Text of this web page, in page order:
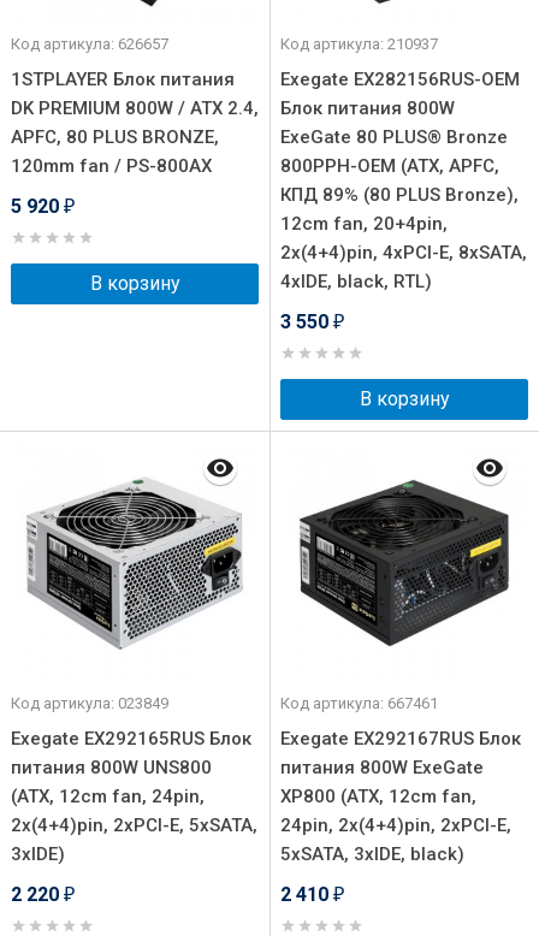
Код артикула: 626657
1STPLAYER Блок питания
DK PREMIUM 800W / ATX 2.4,
APFC, 80 PLUS BRONZE,
120mm fan / PS-800AX
5 920 ₽
В корзину
Код артикула: 210937
Exegate EX282156RUS-OEM
Блок питания 800W
ExeGate 80 PLUS® Bronze
800PPH-OEM (ATX, APFC,
КПД 89% (80 PLUS Bronze),
12cm fan, 20+4pin,
2x(4+4)pin, 4xPCI-E, 8xSATA,
4xIDE, black, RTL)
3 550 ₽
В корзину
Код артикула: 023849
Exegate EX292165RUS Блок
питания 800W UNS800
(ATX, 12cm fan, 24pin,
2x(4+4)pin, 2xPCI-E, 5xSATA,
3xIDE)
2 220 ₽
Код артикула: 667461
Exegate EX292167RUS Блок
питания 800W ExeGate
XP800 (ATX, 12cm fan,
24pin, 2x(4+4)pin, 2xPCI-E,
5xSATA, 3xIDE, black)
2 410 ₽